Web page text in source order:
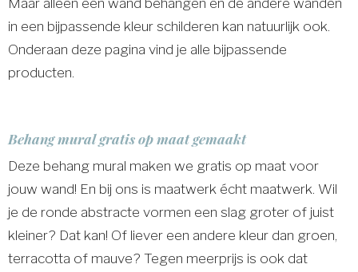
in een bijpassende kleur schilderen kan natuurlijk ook.
Onderaan deze pagina vind je alle bijpassende
producten.
Behang mural gratis op maat gemaakt
Deze behang mural maken we gratis op maat voor
jouw wand! En bij ons is maatwerk écht maatwerk. Wil
je de ronde abstracte vormen een slag groter of juist
kleiner? Dat kan! Of liever een andere kleur dan groen,
terracotta of mauve? Tegen meerprijs is ook dat